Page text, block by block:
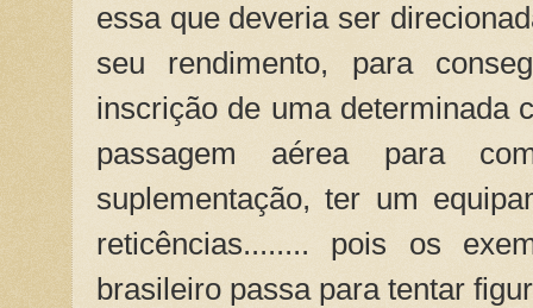
essa que deveria ser
seu rendimento, para
inscrição de uma determinada
passagem aérea para
suplementação, ter um
reticências........ pois os
brasileiro passa para tentar